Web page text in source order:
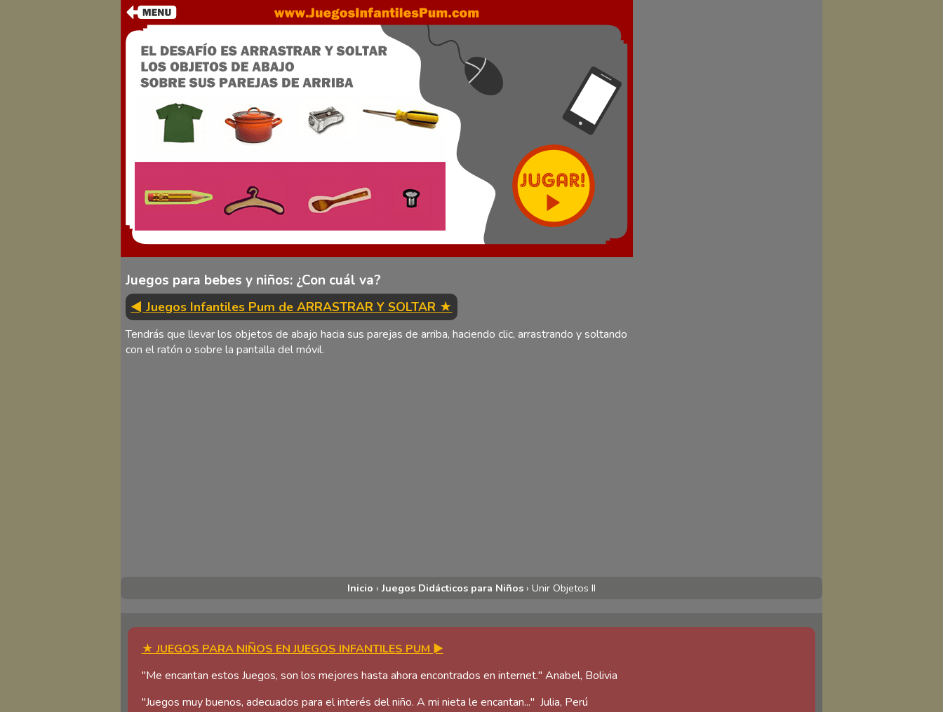
Juegos para bebes y niños: ¿Con cuál va?
◄ Juegos Infantiles Pum de ARRASTRAR Y SOLTAR ★
Tendrás que llevar los objetos de abajo hacia sus parejas de arriba, haciendo clic, arrastrando y soltando
con el ratón o sobre la pantalla del móvil.
Inicio ›Juegos Didácticos para Niños › Unir Objetos II
★ JUEGOS PARA NIÑOS EN JUEGOS INFANTILES PUM ►
"Me encantan estos Juegos, son los mejores hasta ahora encontrados en internet." Anabel, Bolivia
"Juegos muy buenos, adecuados para el interés del niño. A mi nieta le encantan..." Julia, Perú